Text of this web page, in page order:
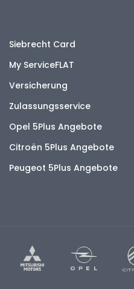
Siebrecht Card
My ServiceFLAT
Versicherung
Zulassungsservice
Opel 5Plus Angebote
Citroën 5Plus Angebote
Peugeot 5Plus Angebote